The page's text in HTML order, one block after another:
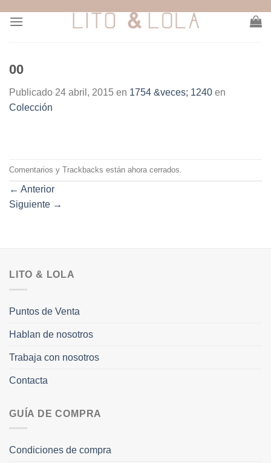
00
Publicado 24 abril, 2015 en 1754 &veces; 1240 en
Colección
Comentarios y Trackbacks están ahora cerrados.
← Anterior
Siguiente →
LITO & LOLA
Puntos de Venta
Hablan de nosotros
Trabaja con nosotros
Contacta
GUÍA DE COMPRA
Condiciones de compra